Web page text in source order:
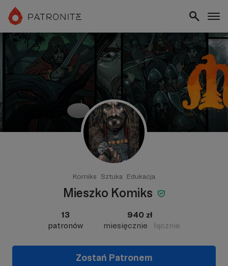
Komiks Sztuka Edukacja
Mieszko Komiks
13
patronów
940 zł
miesięcznie
łącznie
Zostań Patronem